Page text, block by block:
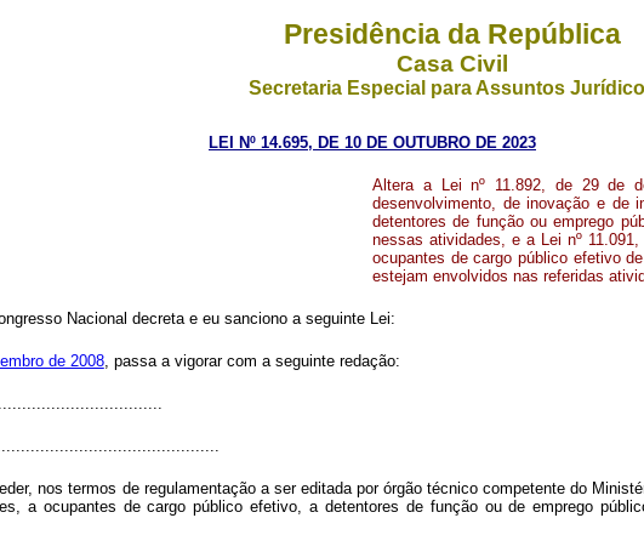
Presidência da República
Casa Civil
Secretaria Especial para Assuntos
LEI Nº 14.695, DE 10 DE OUTUBRO DE 2023
Altera a Lei nº 11.892, de 29 de
desenvolvimento, de inovação e de
detentores de função ou emprego
nessas atividades, e a Lei nº
ocupantes de cargo público efetivo
estejam envolvidos nas referidas
Nacional decreta e eu sanciono a seguinte Lei:
de 2008, passa a vigorar com a seguinte redação:
nos termos de regulamentação a ser editada por órgão técnico competente do
a ocupantes de cargo público efetivo, a detentores de função ou de emprego